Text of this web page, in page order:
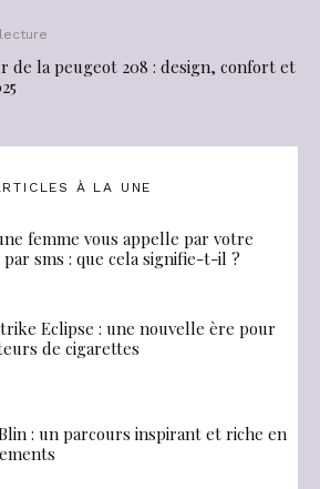
de la peugeot 208 : design, confort et
À LA UNE
femme vous appelle par votre
sms : que cela signifie-t-il ?
Eclipse : une nouvelle ère pour
de cigarettes
: un parcours inspirant et riche en